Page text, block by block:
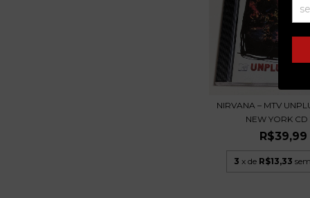
NIRVANA – MTV
NEW YORK CD
R$39,99
3 x de R$13,33